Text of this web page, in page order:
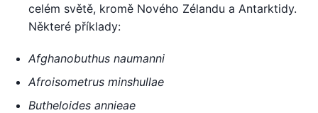
celém světě, kromě Nového Zélandu a Antarktidy.
Některé příklady:
Afghanobuthus naumanni
Afroisometrus minshullae
Butheloides annieae